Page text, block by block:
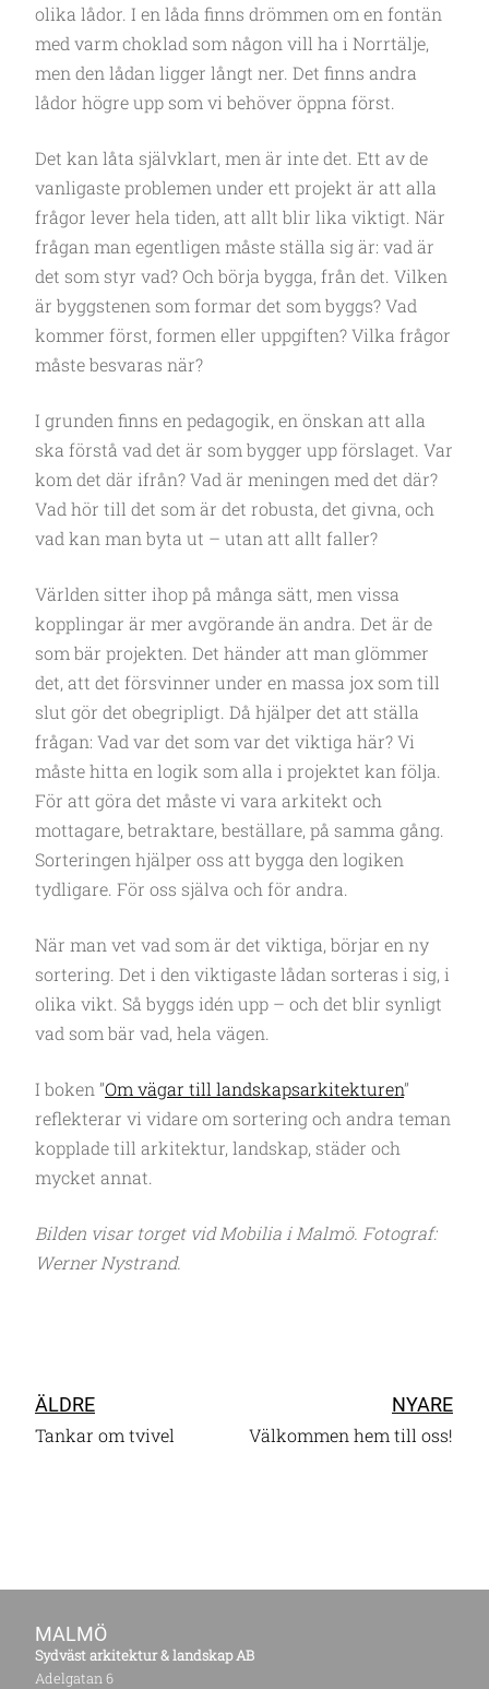
olika lådor. I en låda finns drömmen om en fontän
med varm choklad som någon vill ha i Norrtälje,
men den lådan ligger långt ner. Det finns andra
lådor högre upp som vi behöver öppna först.
Det kan låta självklart, men är inte det. Ett av de
vanligaste problemen under ett projekt är att alla
frågor lever hela tiden, att allt blir lika viktigt. När
frågan man egentligen måste ställa sig är: vad är
det som styr vad? Och börja bygga, från det. Vilken
är byggstenen som formar det som byggs? Vad
kommer först, formen eller uppgiften? Vilka frågor
måste besvaras när?
I grunden finns en pedagogik, en önskan att alla
ska förstå vad det är som bygger upp förslaget. Var
kom det där ifrån? Vad är meningen med det där?
Vad hör till det som är det robusta, det givna, och
vad kan man byta ut – utan att allt faller?
Världen sitter ihop på många sätt, men vissa
kopplingar är mer avgörande än andra. Det är de
som bär projekten. Det händer att man glömmer
det, att det försvinner under en massa jox som till
slut gör det obegripligt. Då hjälper det att ställa
frågan: Vad var det som var det viktiga här? Vi
måste hitta en logik som alla i projektet kan följa.
För att göra det måste vi vara arkitekt och
mottagare, betraktare, beställare, på samma gång.
Sorteringen hjälper oss att bygga den logiken
tydligare. För oss själva och för andra.
När man vet vad som är det viktiga, börjar en ny
sortering. Det i den viktigaste lådan sorteras i sig, i
olika vikt. Så byggs idén upp – och det blir synligt
vad som bär vad, hela vägen.
I boken ”Om vägar till landskapsarkitekturen”
reflekterar vi vidare om sortering och andra teman
kopplade till arkitektur, landskap, städer och
mycket annat.
Bilden visar torget vid Mobilia i Malmö. Fotograf:
Werner Nystrand.
ÄLDRE
Tankar om tvivel
NYARE
Välkommen hem till oss!
MALMÖ
Sydväst arkitektur & landskap AB
Adelgatan 6